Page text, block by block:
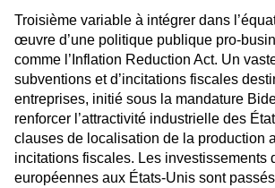
Troisième variable à intégrer dans
œuvre d’une politique publique pro-
comme l’Inflation Reduction Act. Un
subventions et d’incitations fiscales
entreprises, initié sous la mandature
renforcer l’attractivité industrielle des
clauses de localisation de la production
incitations fiscales. Les investissements
européennes aux États-Unis sont